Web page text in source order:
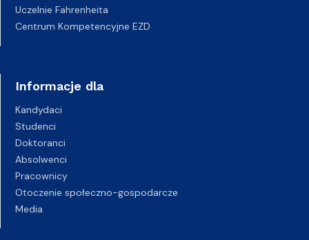
Uczelnie Fahrenheita
Centrum Kompetencyjne EZD
Informacje dla
Kandydaci
Studenci
Doktoranci
Absolwenci
Pracownicy
Otoczenie społeczno-gospodarcze
Media